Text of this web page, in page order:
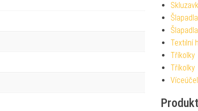
Šlapadla
Šlapadla
Textilní
Tříkolky
Tříkolky